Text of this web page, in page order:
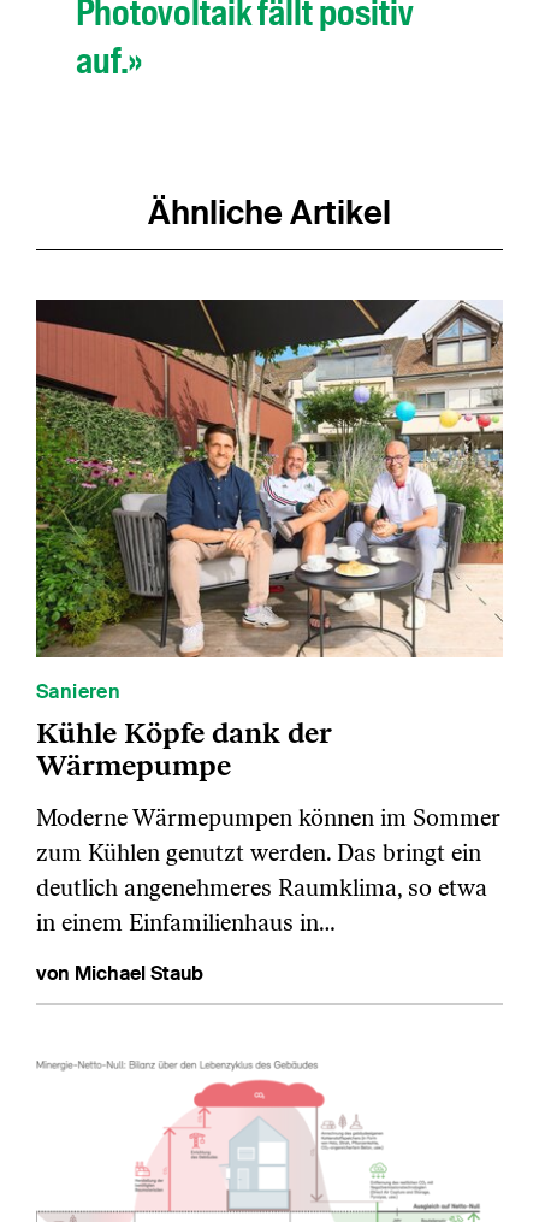
Photovoltaik fällt positiv
auf.»
Ähnliche Artikel
Sanieren
Kühle Köpfe dank der
Wärmepumpe
Moderne Wärmepumpen können im Sommer
zum Kühlen genutzt werden. Das bringt ein
deutlich angenehmeres Raumklima, so etwa
in einem Einfamilienhaus in…
von Michael Staub